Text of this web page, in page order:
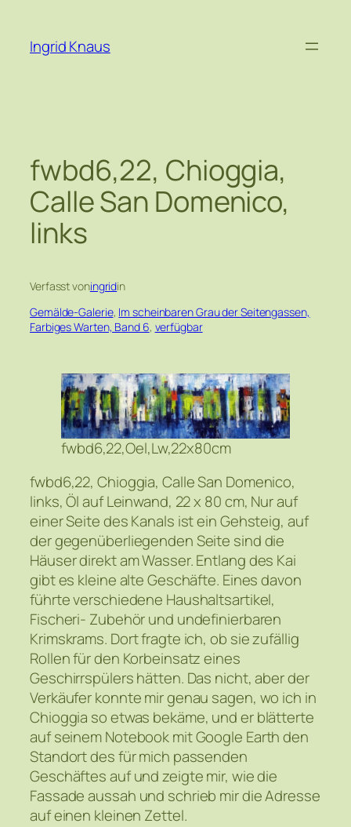
springen
Ingrid Knaus
fwbd6,22, Chioggia,
Calle San Domenico,
links
Verfasst voningridin
Gemälde-Galerie, Im scheinbaren Grau der Seitengassen,
Farbiges Warten, Band 6, verfügbar
fwbd6,22,Oel,Lw,22x80cm
fwbd6,22, Chioggia, Calle San Domenico,
links, Öl auf Leinwand, 22 x 80 cm, Nur auf
einer Seite des Kanals ist ein Gehsteig, auf
der gegenüberliegenden Seite sind die
Häuser direkt am Wasser. Entlang des Kai
gibt es kleine alte Geschäfte. Eines davon
führte verschiedene Haushaltsartikel,
Fischeri- Zubehör und undefinierbaren
Krimskrams. Dort fragte ich, ob sie zufällig
Rollen für den Korbeinsatz eines
Geschirrspülers hätten. Das nicht, aber der
Verkäufer konnte mir genau sagen, wo ich in
Chioggia so etwas bekäme, und er blätterte
auf seinem Notebook mit Google Earth den
Standort des für mich passenden
Geschäftes auf und zeigte mir, wie die
Fassade aussah und schrieb mir die Adresse
auf einen kleinen Zettel.